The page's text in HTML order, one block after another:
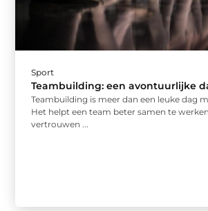
Sport
Teambuilding: een avontuurlijke
Teambuilding is meer dan een leuke dag
Het helpt een team beter samen te
vertrouwen ...